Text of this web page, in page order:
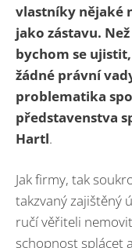
vlastníky nějaké
jako zástavu.
bychom se
žádné právní
problematika
představenstva
Hartl.
Jak firmy, tak
takzvaný zajištěný
ručí věřiteli
schopnost splácet